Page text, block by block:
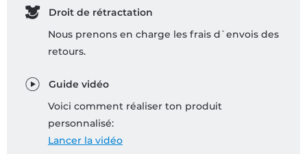
Droit de rétractation
Nous prenons en charge les frais d`envois des
retours.
Guide vidéo
Voici comment réaliser ton produit
personnalisé:
Lancer la vidéo